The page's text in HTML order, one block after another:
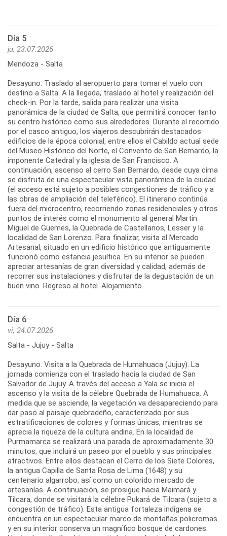
Día 5
ju, 23.07.2026
Mendoza - Salta
Desayuno. Traslado al aeropuerto para tomar el vuelo con
destino a Salta. A la llegada, traslado al hotel y realización del
check-in. Por la tarde, salida para realizar una visita
panorámica de la ciudad de Salta, que permitirá conocer tanto
su centro histórico como sus alrededores. Durante el recorrido
por el casco antiguo, los viajeros descubrirán destacados
edificios de la época colonial, entre ellos el Cabildo actual sede
del Museo Histórico del Norte, el Convento de San Bernardo, la
imponente Catedral y la iglesia de San Francisco. A
continuación, ascenso al cerro San Bernardo, desde cuya cima
se disfruta de una espectacular vista panorámica de la ciudad
(el acceso está sujeto a posibles congestiones de tráfico y a
las obras de ampliación del teleférico). El itinerario continúa
fuera del microcentro, recorriendo zonas residenciales y otros
puntos de interés como el monumento al general Martín
Miguel de Güemes, la Quebrada de Castellanos, Lesser y la
localidad de San Lorenzo. Para finalizar, visita al Mercado
Artesanal, situado en un edificio histórico que antiguamente
funcionó como estancia jesuítica. En su interior se pueden
apreciar artesanías de gran diversidad y calidad, además de
recorrer sus instalaciones y disfrutar de la degustación de un
buen vino. Regreso al hotel. Alojamiento.
Día 6
vi, 24.07.2026
Salta - Jujuy - Salta
Desayuno. Visita a la Quebrada de Humahuaca (Jujuy). La
jornada comienza con el traslado hacia la ciudad de San
Salvador de Jujuy. A través del acceso a Yala se inicia el
ascenso y la visita de la célebre Quebrada de Humahuaca. A
medida que se asciende, la vegetación va desapareciendo para
dar paso al paisaje quebradeño, caracterizado por sus
estratificaciones de colores y formas únicas, mientras se
aprecia la riqueza de la cultura andina. En la localidad de
Purmamarca se realizará una parada de aproximadamente 30
minutos, que incluirá un paseo por el pueblo y sus principales
atractivos. Entre ellos destacan el Cerro de los Siete Colores,
la antigua Capilla de Santa Rosa de Lima (1648) y su
centenario algarrobo, así como un colorido mercado de
artesanías. A continuación, se prosigue hacia Maimará y
Tilcara, donde se visitará la célebre Pukará de Tilcara (sujeto a
congestión de tráfico). Esta antigua fortaleza indígena se
encuentra en un espectacular marco de montañas policromas
y en su interior conserva un magnífico bosque de cardones.